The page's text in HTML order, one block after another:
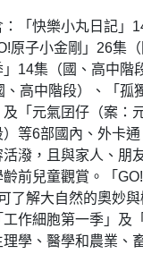
「快樂小丸日記」
原子小金剛」26集（
」14集（國、高中階
、高中階段）、「孤
及「元氣囝仔（案：
等6部國內、外卡
潑，且與家人、朋
前兒童觀賞。「
了解大自然的奧妙
工作細胞第一季」及
學、醫學和農業、